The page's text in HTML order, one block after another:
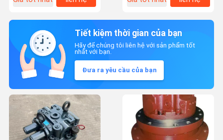
Tiết kiệm thời gian của bạn
Hãy để chúng tôi liên hệ với sản phẩm tốt
nhất với bạn.
Đưa ra yêu cầu của bạn